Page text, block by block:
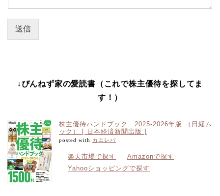
送信
↓ぴんねず家の愛読書（これで株主優待を探してま
す！）
株主優待ハンドブック 2025-2026年版 （日経ム
ック） [ 日本経済新聞出版 ]
posted with カエレバ
楽天市場で探す
Amazonで探す
Yahooショッピングで探す